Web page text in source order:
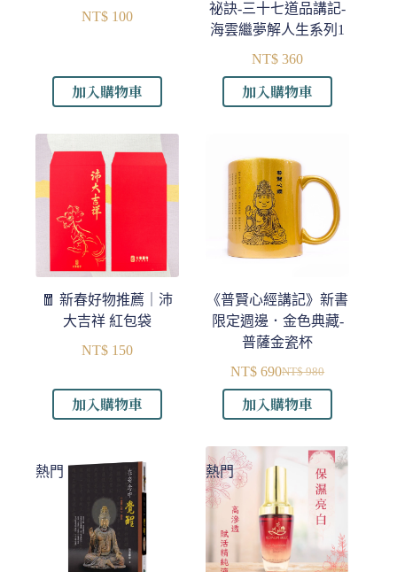
NT$ 100
加入購物車
祕訣-三十七道品講記-
海雲繼夢解人生系列1
NT$ 360
加入購物車
🧧 新春好物推薦｜沛
大吉祥 紅包袋
NT$ 150
加入購物車
《普賢心經講記》新書
限定週邊．金色典藏-
普薩金瓷杯
NT$980
始
格：
NT$ 980。
NT$ 690
前
格：
NT$ 690。
加入購物車
熱門 熱門